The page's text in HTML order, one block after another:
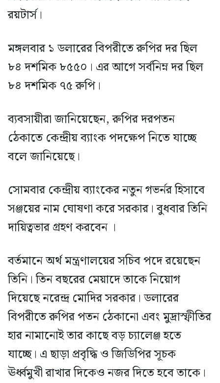
রয়টার্স।
মঙ্গলবার ১ ডলারের বিপরীতে রুপির দর ছিল
৮৪ দশমিক ৮৫৫০। এর আগে সর্বনিম্ন দর ছিল
৮৪ দশমিক ৭৫ রুপি।
ব্যবসায়ীরা জানিয়েছেন, রুপির দরপতন
ঠেকাতে কেন্দ্রীয় ব্যাংক পদক্ষেপ নিতে যাচ্ছে
বলে জানিয়েছে।
সোমবার কেন্দ্রীয় ব্যাংকের নতুন গভর্নর হিসাবে
সঞ্জয়ের নাম ঘোষণা করে সরকার। বুধবার তিনি
দায়িত্বভার গ্রহণ করবেন ।
বর্তমানে অর্থ মন্ত্রণালয়ের সচিব পদে রয়েছেন
তিনি। তিন বছরের মেয়াদে তাকে নিয়োগ
দিয়েছে নরেন্দ্র মোদির সরকার। ডলারের
বিপরীতে রুপির পতন ঠেকানো এবং মুদ্রাস্ফীতির
হার নামানোই তার কাছে বড় চ্যালেঞ্জ হতে
যাচ্ছে। এ ছাড়া প্রবৃদ্ধি ও জিডিপির সূচক
ঊর্ধ্বমুখী রাখার দিকেও নজর দিতে হবে তাকে।